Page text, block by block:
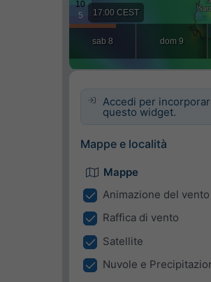
Accedi per
questo widget.
Mappe e località
Mappe
Animazione del vento
Raffica di vento
Satellite
Nuvole e